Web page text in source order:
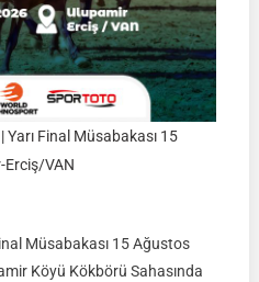
Yarı Final Müsabakası 15
Erciş/VAN
Müsabakası 15 Ağustos
Köyü Kökbörü Sahasında